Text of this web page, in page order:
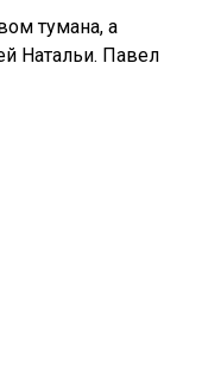
тумана, а
Натальи. Павел